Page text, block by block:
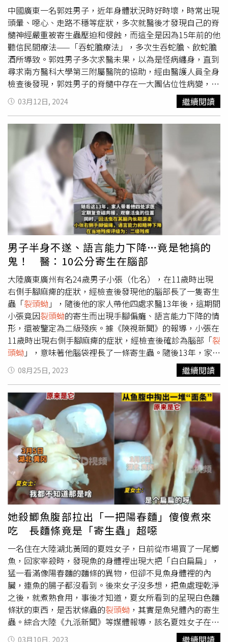
中國廣東一名郭姓男子，近年身體狀況時好時壞，時常出現
頭暈、噁心、走路不穩等症狀，多次就醫後才發現自己的脊
髓神經嚴重被寄生蟲壓迫和侵蝕，而這全是因為15年前的他
聽信民間療法——「吞蛇膽療法」，多次生吞蛇膽、飲蛇膽
酒所導致。郭姓男子多次求醫未果，以為是怪病纏身，直到
尋求南方醫科大學第三附屬醫院的協助，經由醫護人員全身
檢查後發現，郭姓男子的脊髓中存在一大團佔位性病變，並
經過全基因組測序，證實郭姓男子受到「曼氏迭宮縧蟲」感
染，並確診「腦脊髓
病」，若未經及時手術，很有可
能會面臨癱瘓、大小便失禁等嚴重後果。黃敏軍醫師表示，
郭姓男子體內寄生蟲殘存的病灶十分廣泛，形狀宛如口香糖
黏在頭髮裡，且與脊髓和神經緊密粘合，雖然手術時間長達
4小時，但大部分病灶已順利切除，目前患者已經可以行
走，並正在進行驅蟲治療和神經功能康復。黃敏軍醫師指
出，曼氏迭宮縧蟲的成蟲對人體致病力相對較弱，但其幼蟲
對人體可以造成嚴重危害。裂頭蚴會在人體組織中移
行、寄生和緩慢生長，甚至存活長達數十年。根據感染部位
不同，
感染可分為不同的類型，感染症狀常以癲病發
作最為多見。此外，黃敏軍醫師強調，為了預防
裂頭蚴
感染
需要提高科學認識及健康教育，呼籲大眾避免使用蛙肉外貼
傷口，不飲生水，不吃生的、未煮熟的肉類，並建議分開使
用生、熟肉的刀和菜板，以保障健康安全，以免造成不可逆
的身體損害。
03月12日, 2024 繼續閱讀
男子半身不遂、語言能力下降…竟是牠搞的
鬼！ 醫：10公分寄生在腦部
大陸廣東廣州有名24歲男子小張（化名），在11歲時出現
右側手腳麻痺的症狀，經檢查後發現他的腦部長了一隻寄生
蟲「裂頭蚴 」，隨後他的家人帶他四處求醫13年後，這期間
小張竟因裂頭蚴的寄生而出現手腳偏癱、語言能力下降的情
形，還被鑒定為二級殘疾。據《陝視新聞》的報導，小張在
11歲時出現右側手腳麻痺的症狀，經檢查後確診為腦部「裂
頭蚴 」，意味著他腦袋裡長了一條寄生蟲。隨後13年，家人
帶著他四處求醫，但與此同時，
也在其腦內長期遊
走，導致小張右側手腳偏癱，語言能力下降，被鑒定為二級
殘疾。隨後他們輾轉到廣州求診，醫生檢查後發現，活寄生
蟲已經遊走到小張大腦相對淺層的區域，因此經過7小時的
手術後，總算將這條困擾小張10幾年的10公分長裂頭蚴成
蟲活捉。術後第2天，小張也終於可以下床行走了。裂頭蚴
的成蟲很常寄生在貓、狗等動物的腸道中，此蟲排出的蟲卵
隨糞便來到體外，在水中孵出幼蟲，幼蟲被水中的劍水蚤吞
食後發育為原尾蚴，若劍水蚤被蝌蚪吞食後，隨蝌蚪發育成
蛙，原尾蚴也發育成裂頭蚴 。此外，裂頭蚴 具有很強的收縮
和移動能力，常遷移到蛙的肌肉，特別喜寄居在蛙的腿部肌
肉中。終宿主除貓與狗之外，還有虎、豹、狐狸、獅與豹等
貓科動物。因此報導也提醒，
裂頭蚴可能會經由以下途徑進
入人體，包括：食用未完全煮熟的蛙肉或蛇肉、喝生水，或
是切菜砧板沒有生熟分開。
08月25日, 2023 繼續閱讀
她殺鯽魚腹部拉出「一把陽春麵」傻傻煮來
吃 長麵條竟是「寄生蟲」超噁
一名住在大陸湖北黃岡的夏姓女子，日前從市場買了一尾鯽
魚，回家宰殺時，發現魚的身體裡出現大把「白白扁扁」，
猛一看滿像陽春麵的麵條的異物，但卻不見魚身體裡的內
臟，連魚的腸子都沒看到。後來女子沒多想，把魚處理乾淨
之後，就煮熟食用，事後才知道，夏女所看到的呈現白色麵
條狀的東西，是舌狀絛蟲的裂頭蚴 ，其實是魚兒體內的寄生
蟲。綜合大陸《九派新聞》等媒體報導，該名夏姓女子在市
場買了鯽魚回家料理，但她在剖開肚子後，發現魚的肚子
03月10日, 2023 繼續閱讀